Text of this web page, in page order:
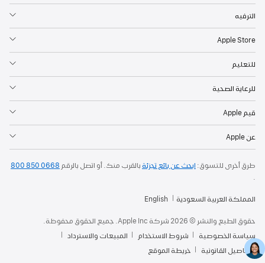
الترفيه
Apple Store
للتعليم
للرعاية الصحية
قيم Apple
عن Apple
طرق أخرى للتسوق: ابحث عن بائع تجزئة بالقرب منك. أو اتصل بالرقم 800 850 0668
.
المملكة العربية السعودية English
حقوق الطبع والنشر © 2026 شركة Apple Inc. جميع الحقوق محفوظة.
سياسة الخصوصية
شروط الاستخدام
المبيعات والاسترداد
التفاصيل القانونية
خريطة الموقع